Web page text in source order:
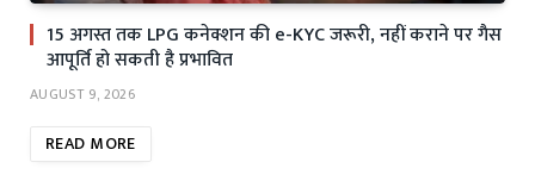
15 अगस्त तक LPG कनेक्शन की e-KYC जरूरी, नहीं कराने पर गैस
आपूर्ति हो सकती है प्रभावित
AUGUST 9, 2026
READ MORE